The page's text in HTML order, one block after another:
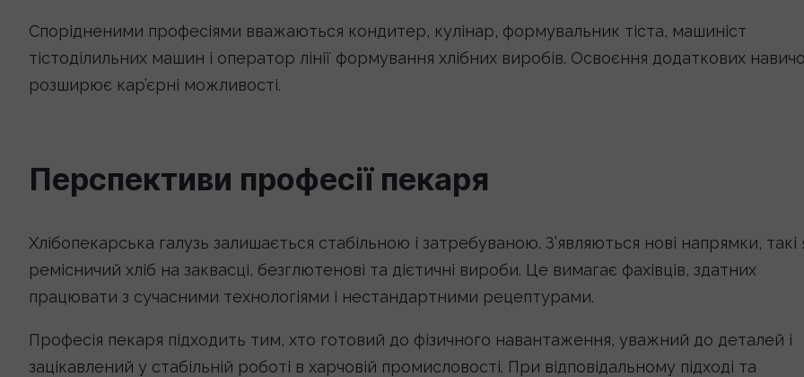
Спорідненими професіями вважаються кондитер, кулінар, формувальник тіста, машиніст
тістоділильних машин і оператор лінії формування хлібних виробів. Освоєння додаткових
розширює кар’єрні можливості.
Перспективи професії пекаря
Хлібопекарська галузь залишається стабільною і затребуваною. З’являються нові напрямки, такі
ремісничий хліб на заквасці, безглютенові та дієтичні вироби. Це вимагає фахівців, здатних
працювати з сучасними технологіями і нестандартними рецептурами.
Професія пекаря підходить тим, хто готовий до фізичного навантаження, уважний до деталей і
зацікавлений у стабільній роботі в харчовій промисловості. При відповідальному підході та